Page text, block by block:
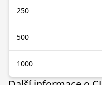
250
500
1000